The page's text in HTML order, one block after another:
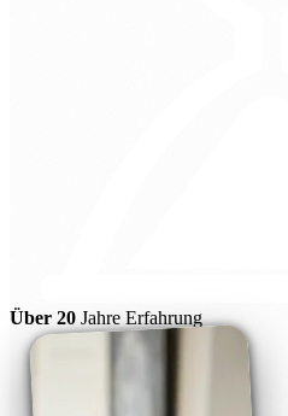
Über 20 Jahre Erfahrung